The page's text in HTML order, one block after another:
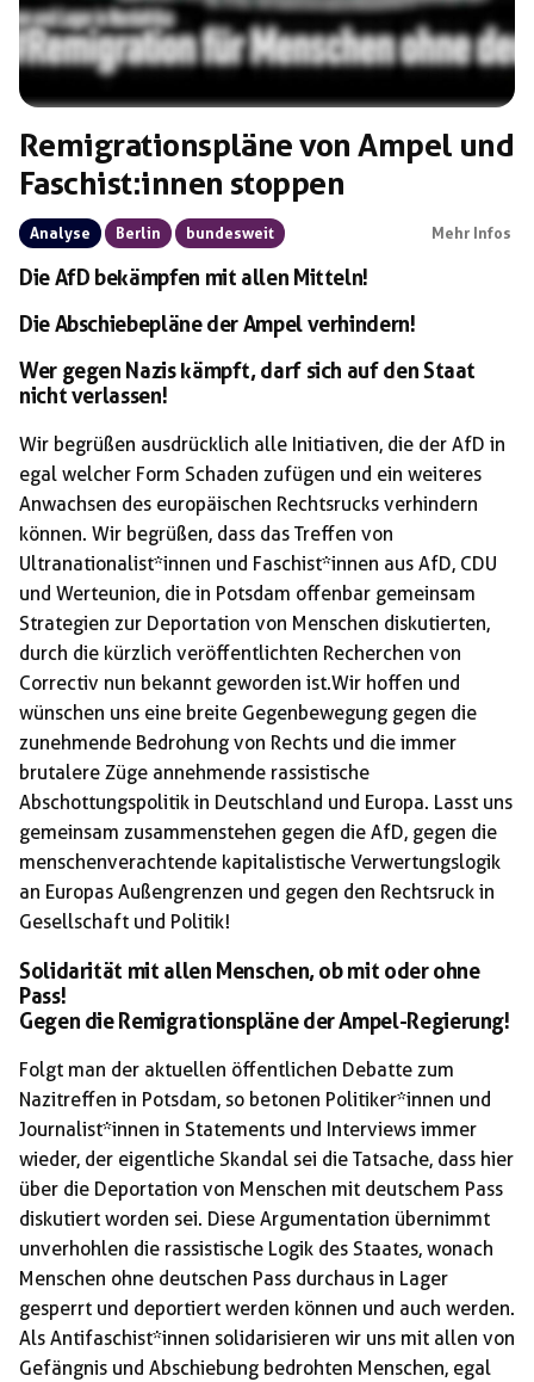
Remigrationspläne von Ampel und
Faschist:innen stoppen
Analyse Berlin bundesweit Mehr Infos
Die AfD bekämpfen mit allen Mitteln!
Die Abschiebepläne der Ampel verhindern!
Wer gegen Nazis kämpft, darf sich auf den Staat
nicht verlassen!
Wir begrüßen ausdrücklich alle Initiativen, die der AfD in
egal welcher Form Schaden zufügen und ein weiteres
Anwachsen des europäischen Rechtsrucks verhindern
können. Wir begrüßen, dass das Treffen von
Ultranationalist*innen und Faschist*innen aus AfD, CDU
und Werteunion, die in Potsdam offenbar gemeinsam
Strategien zur Deportation von Menschen diskutierten,
durch die kürzlich veröffentlichten Recherchen von
Correctiv nun bekannt geworden ist.Wir hoffen und
wünschen uns eine breite Gegenbewegung gegen die
zunehmende Bedrohung von Rechts und die immer
brutalere Züge annehmende rassistische
Abschottungspolitik in Deutschland und Europa. Lasst uns
gemeinsam zusammenstehen gegen die AfD, gegen die
menschenverachtende kapitalistische Verwertungslogik
an Europas Außengrenzen und gegen den Rechtsruck in
Gesellschaft und Politik!
Solidarität mit allen Menschen, ob mit oder ohne
Pass!
Gegen die Remigrationspläne der Ampel-Regierung!
Folgt man der aktuellen öffentlichen Debatte zum
Nazitreffen in Potsdam, so betonen Politiker*innen und
Journalist*innen in Statements und Interviews immer
wieder, der eigentliche Skandal sei die Tatsache, dass hier
über die Deportation von Menschen mit deutschem Pass
diskutiert worden sei. Diese Argumentation übernimmt
unverhohlen die rassistische Logik des Staates, wonach
Menschen ohne deutschen Pass durchaus in Lager
gesperrt und deportiert werden können und auch werden.
Als Antifaschist*innen solidarisieren wir uns mit allen von
Gefängnis und Abschiebung bedrohten Menschen, egal